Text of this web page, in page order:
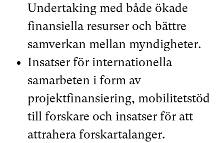
Undertaking med både ökade
finansiella resurser och bättre
samverkan mellan myndigheter.
Insatser för internationella
samarbeten i form av
projektfinansiering, mobilitetstöd
till forskare och insatser för att
attrahera forskartalanger.